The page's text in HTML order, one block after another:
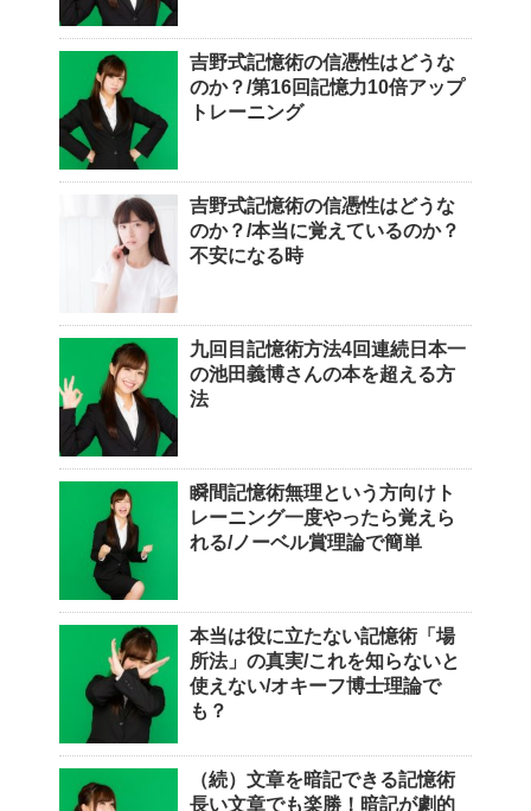
吉野式記憶術の信憑性はどうな
のか？/第16回記憶力10倍アップ
トレーニング
吉野式記憶術の信憑性はどうな
のか？/本当に覚えているのか？
不安になる時
九回目記憶術方法4回連続日本一
の池田義博さんの本を超える方
法
瞬間記憶術無理という方向けト
レーニング一度やったら覚えら
れる/ノーベル賞理論で簡単
本当は役に立たない記憶術「場
所法」の真実/これを知らないと
使えない/オキーフ博士理論で
も？
（続）文章を暗記できる記憶術
長い文章でも楽勝！暗記が劇的